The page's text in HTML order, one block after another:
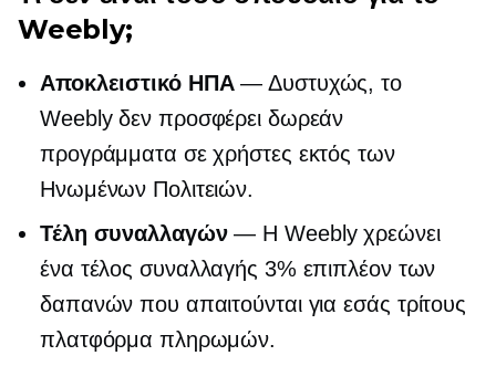
Weebly;
Αποκλειστικό ΗΠΑ— Δυστυχώς, το
Weebly δεν προσφέρει δωρεάν
προγράμματα σε χρήστες εκτός των
Ηνωμένων Πολιτειών.
Τέλη συναλλαγών— Η Weebly χρεώνει
ένα τέλος συναλλαγής 3% επιπλέον των
δαπανών που απαιτούνται για εσάς τρίτους
πλατφόρμα πληρωμών.